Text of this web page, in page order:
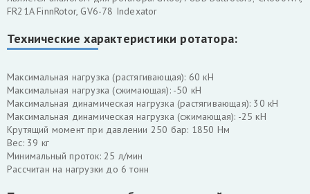
FR21A FinnRotor, GV6-78 Indexator
Технические характеристики ротатора:
Максимальная нагрузка (растягивающая): 60 кН
Максимальная нагрузка (сжимающая): -50 кН
Максимальная динамическая нагрузка (растягивающая): 30 кН
Максимальная динамическая нагрузка (сжимающая): -25 кН
Крутящий момент при давлении 250 бар: 1850 Нм
Вес: 39 кг
Минимальный проток: 25 л/мин
Рассчитан на нагрузки до 6 тонн